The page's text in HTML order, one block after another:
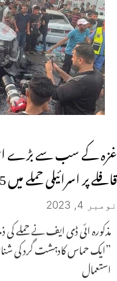
غزہ کے سب سے بڑے
قافلے پر اسرائیلی حملے میں 5جاں بحق
نومبر 4, 2023
مذکورہ ائی ڈی ایف نے حملے
”ایک حماس کادہشت گرد کی
استعمال